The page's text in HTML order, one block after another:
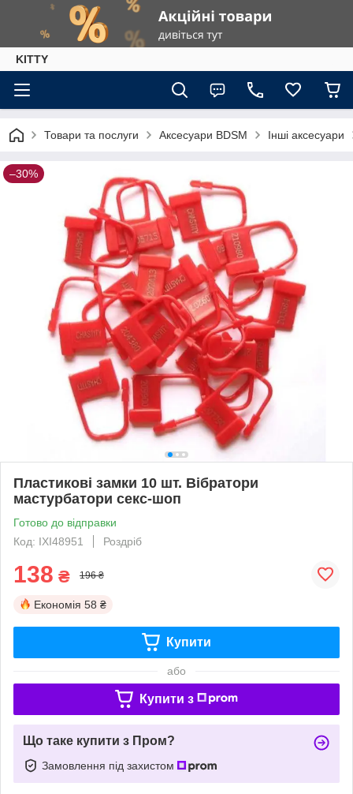
KITTY
Товари та послуги Аксесуари BDSM Інші аксесуари
–30%
Пластикові замки 10 шт. Вібратори
мастурбатори секс-шоп
Готово до відправки
Код: IXI48951
Роздріб
138 ₴ 196 ₴
Економія 58 ₴
Купити
або
Купити з
Що таке купити з Пром?
Замовлення під захистом